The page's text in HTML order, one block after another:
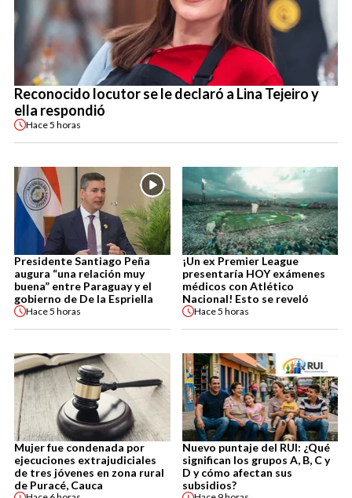
Reconocido locutor se le declaró a Lina Tejeiro y
ella respondió
Hace5 horas
Presidente Santiago Peña
augura “una relación muy
buena” entre Paraguay y el
gobierno de De la Espriella
Hace5 horas
¡Un ex Premier League
presentaría HOY exámenes
médicos con Atlético
Nacional! Esto se reveló
Hace5 horas
Mujer fue condenada por
ejecuciones extrajudiciales
de tres jóvenes en zona rural
de Puracé, Cauca
Nuevo puntaje del RUI: ¿Qué
significan los grupos A, B, C y
D y cómo afectan sus
subsidios?